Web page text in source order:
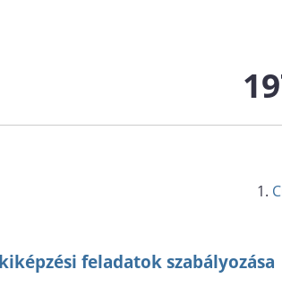
feladatok szabályozása